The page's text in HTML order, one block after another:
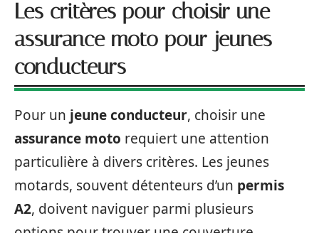
Les critères pour choisir une
assurance moto pour jeunes
conducteurs
Pour un jeune conducteur, choisir une
assurance moto requiert une attention
particulière à divers critères. Les jeunes
motards, souvent détenteurs d’un permis
A2, doivent naviguer parmi plusieurs